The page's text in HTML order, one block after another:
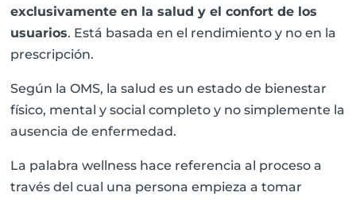
exclusivamente en la salud y el confort de los
usuarios. Está basada en el rendimiento y no en la
prescripción.
Según la OMS, la salud es un estado de bienestar
físico, mental y social completo y no simplemente la
ausencia de enfermedad.
La palabra wellness hace referencia al proceso a
través del cual una persona empieza a tomar